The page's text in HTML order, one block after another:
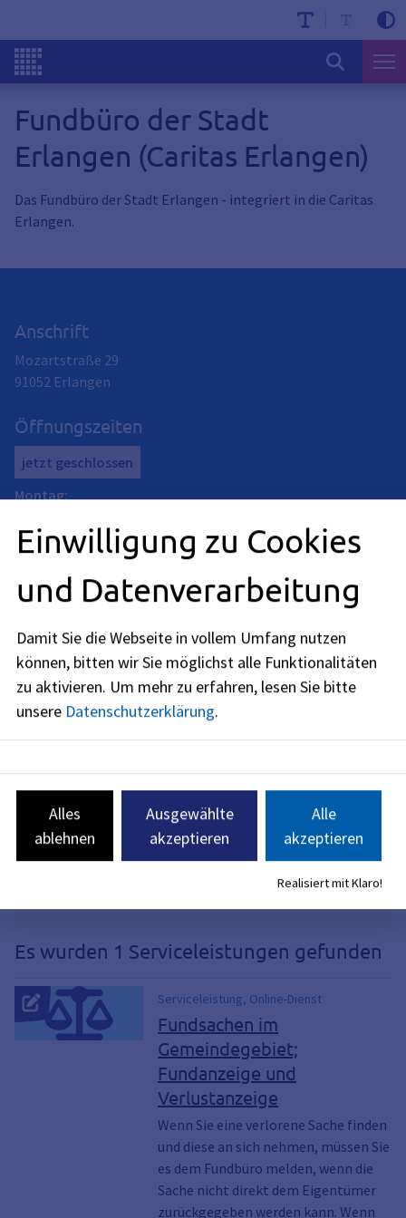
Fundbüro der Stadt
Erlangen (Caritas Erlangen)
Das Fundbüro der Stadt Erlangen - integriert in die Caritas
Erlangen.
Anschrift
Mozartstraße 29
91052 Erlangen
Öffnungszeiten
jetzt geschlossen
Montag:
Mittwoch:
Donnerstag:
Freitag :
08:45-12:30 Uhr
Es wurden 1 Serviceleistungen gefunden
Serviceleistung, Online-Dienst
Fundsachen im
Gemeindegebiet;
Fundanzeige und
Verlustanzeige
Wenn Sie eine verlorene Sache finden
und diese an sich nehmen, müssen Sie
es dem Fundbüro melden, wenn die
Sache nicht direkt dem Eigentümer
zurückgegeben werden kann. Wenn
Einwilligung zu Cookies
und Datenverarbeitung
Damit Sie die Webseite in vollem Umfang nutzen
können, bitten wir Sie möglichst alle Funktionalitäten
zu aktivieren. Um mehr zu erfahren, lesen Sie bitte
unsere Datenschutzerklärung.
Alles
ablehnen
Ausgewählte
akzeptieren
Alle
akzeptieren
Realisiert mit Klaro!